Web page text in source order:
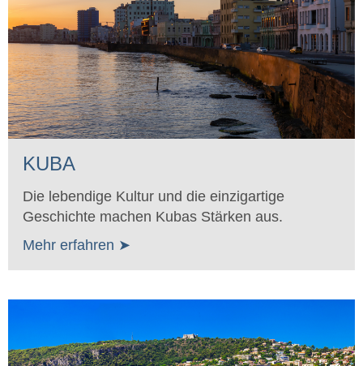
KUBA
Die lebendige Kultur und die einzigartige
Geschichte machen Kubas Stärken aus.
Mehr erfahren ➤